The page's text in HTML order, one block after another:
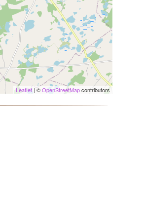
Leaflet| ©OpenStreetMapcontributors